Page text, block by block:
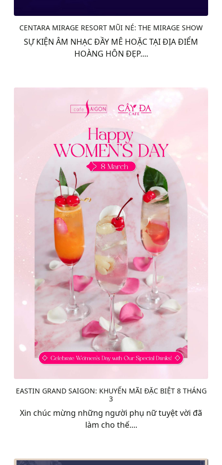
CENTARA MIRAGE RESORT MŨI NÉ: THE MIRAGE SHOW
SỰ KIỆN ÂM NHẠC ĐẦY MÊ HOẶC TẠI ĐỊA ĐIỂM
HOÀNG HÔN ĐẸP....
EASTIN GRAND SAIGON: KHUYẾN MÃI ĐẶC BIỆT 8 THÁNG
3
Xin chúc mừng những người phụ nữ tuyệt vời đã
làm cho thế....